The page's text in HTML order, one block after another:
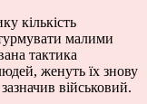
кількість
малими
тактика
женуть їх знову
військовий.